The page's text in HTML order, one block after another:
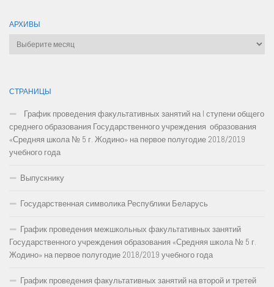
АРХИВЫ
Архивы
СТРАНИЦЫ
График проведения факультативных занятий на I ступени общего
среднего образования Государственного учреждения образования
«Средняя школа № 5 г. Жодино» на первое полугодие 2018/2019
учебного года
Выпускнику
Государственная символика Республики Беларусь
График проведения межшкольных факультативных занятий
Государственного учреждения образования «Средняя школа № 5 г.
Жодино» на первое полугодие 2018/2019 учебного года
График проведения факультативных занятий на второй и третей